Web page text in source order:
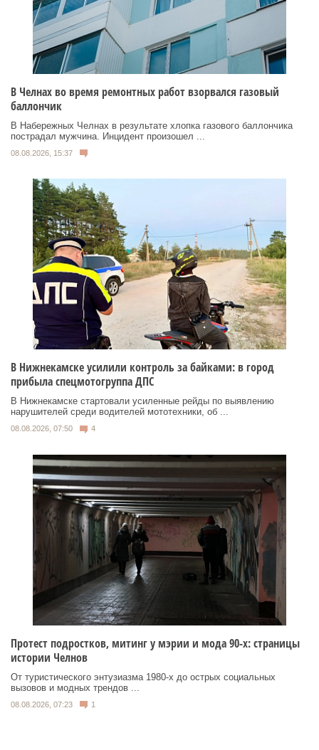
В Челнах во время ремонтных работ взорвался газовый
баллончик
В Набережных Челнах в результате хлопка газового баллончика
пострадал мужчина. Инцидент произошел ...
08.08.2026, 15:37
В Нижнекамске усилили контроль за байками: в город
прибыла спецмотогруппа ДПС
В Нижнекамске стартовали усиленные рейды по выявлению
нарушителей среди водителей мототехники, об ...
08.08.2026, 07:50 4
Протест подростков, митинг у мэрии и мода 90-х: страницы
истории Челнов
От туристического энтузиазма 1980‑х до острых социальных
вызовов и модных трендов ...
08.08.2026, 07:23 1